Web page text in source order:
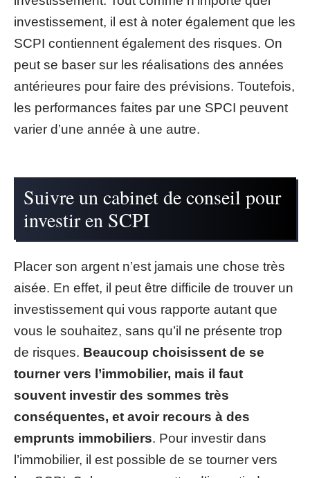
investissement, il est à noter également que les
SCPI contiennent également des risques. On
peut se baser sur les réalisations des années
antérieures pour faire des prévisions. Toutefois,
les performances faites par une SPCI peuvent
varier d’une année à une autre.
Suivre un cabinet de conseil pour
investir en SCPI
Placer son argent n’est jamais une chose très
aisée. En effet, il peut être difficile de trouver un
investissement qui vous rapporte autant que
vous le souhaitez, sans qu’il ne présente trop
de risques. Beaucoup choisissent de se
tourner vers l’immobilier, mais il faut
souvent investir des sommes très
conséquentes, et avoir recours à des
emprunts immobiliers. Pour investir dans
l’immobilier, il est possible de se tourner vers